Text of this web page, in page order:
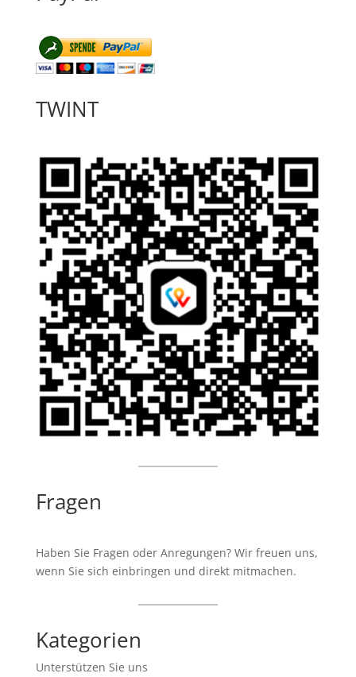
TWINT
Fragen
Haben Sie Fragen oder Anregungen? Wir freuen uns,
wenn Sie sich einbringen und direkt mitmachen.
Kategorien
Unterstützen Sie uns